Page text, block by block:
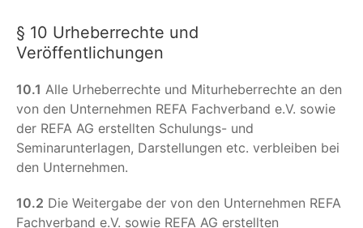
§ 10 Urheberrechte und
Veröffentlichungen
10.1 Alle Urheberrechte und Miturheberrechte an den
von den Unternehmen REFA Fachverband e.V. sowie
der REFA AG erstellten Schulungs- und
Seminarunterlagen, Darstellungen etc. verbleiben bei
den Unternehmen.
10.2 Die Weitergabe der von den Unternehmen REFA
Fachverband e.V. sowie REFA AG erstellten